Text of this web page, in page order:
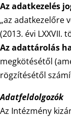
Az adatkezelés
„az adatkezelőre
(2013. évi LXXVII.
Az adattárolás
megkötésétől
rögzítésétől
Adatfeldolgozók
Az Intézmény